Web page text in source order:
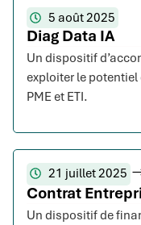
5 août 2025
Diag Data IA
Un dispositif
exploiter le
PME et ETI.
21 juillet 2025
Contrat
Un dispositif de